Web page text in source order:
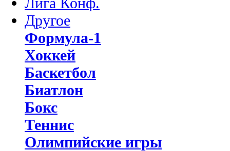
Другое
Формула-1
Хоккей
Баскетбол
Биатлон
Бокс
Теннис
Олимпийские игры